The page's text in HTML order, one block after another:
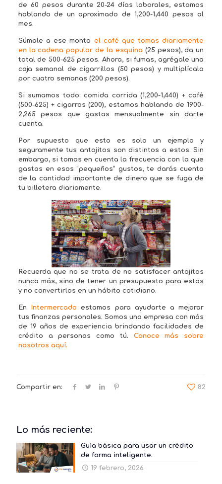
de 60 pesos durante 20-24 días laborales, estamos
hablando de un aproximado de 1,200-1,440 pesos al
mes.
Súmale a ese monto el café que tomas diariamente
en la cadena popular de la esquina (25 pesos), da un
total de 500-625 pesos. Ahora, si fumas, agrégale una
caja semanal de cigarrillos (50 pesos) y multiplícala
por cuatro semanas (200 pesos).
Si sumamos todo: comida corrida (1,200-1,440) + café
(500-625) + cigarros (200), estamos hablando de 1900-
2,265 pesos que gastas mensualmente sin darte
cuenta.
Por supuesto que esto es solo un ejemplo y
seguramente tus antojitos son distintos a estos. Sin
embargo, si tomas en cuenta la frecuencia con la que
gastas en esos “pequeños” gustos, te darás cuenta
de la cantidad importante de dinero que se fuga de
tu billetera diariamente.
Recuerda que no se trata de no satisfacer antojitos
nunca más, sino de tener un presupuesto para estos
y no convertirlos en un hábito cotidiano.
En Intermercado estamos para ayudarte a mejorar
tus finanzas personales. Somos una empresa con más
de 19 años de experiencia brindando facilidades de
crédito a personas como tú. Conoce más sobre
nosotros aquí.
Compartir en: 82
Lo más reciente:
Guía básica para usar un crédito
de forma inteligente.
19 febrero, 2026